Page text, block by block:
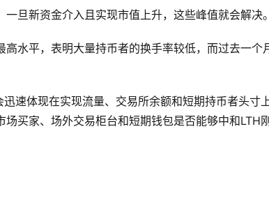
旦新资金介入且实现市值上升，这些峰值就会解决。
水平，表明大量持币者的换手率较低，而过去一个
速体现在实现流量、交易所余额和短期持币者头寸上
买家、场外交易柜台和短期钱包是否能够中和LTH